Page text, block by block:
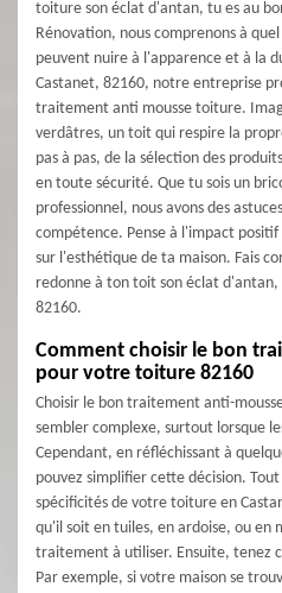
toiture son éclat d'antan, tu es au
Rénovation, nous comprenons à
peuvent nuire à l'apparence et à la
Castanet, 82160, notre entreprise
traitement anti mousse toiture.
verdâtres, un toit qui respire la
pas à pas, de la sélection des
en toute sécurité. Que tu sois un
professionnel, nous avons des
compétence. Pense à l'impact
sur l'esthétique de ta maison. Fais
redonne à ton toit son éclat d'antan,
82160.
Comment choisir le bon
pour votre toiture 82160
Choisir le bon traitement anti-
sembler complexe, surtout lorsque
Cependant, en réfléchissant à
pouvez simplifier cette décision.
spécificités de votre toiture en
qu'il soit en tuiles, en ardoise, ou
traitement à utiliser. Ensuite, tenez
Par exemple, si votre maison se